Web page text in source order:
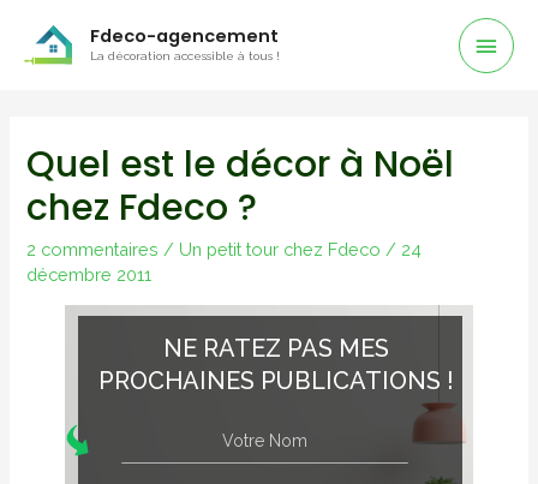
Fdeco-agencement
La décoration accessible à tous !
Quel est le décor à Noël
chez Fdeco ?
2 commentaires / Un petit tour chez Fdeco / 24
décembre 2011
NE RATEZ PAS MES
PROCHAINES PUBLICATIONS !